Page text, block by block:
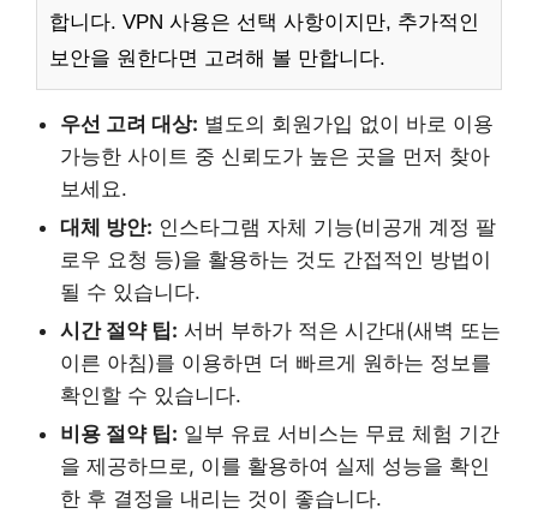
합니다. VPN 사용은 선택 사항이지만, 추가적인
보안을 원한다면 고려해 볼 만합니다.
우선 고려 대상: 별도의 회원가입 없이 바로 이용
가능한 사이트 중 신뢰도가 높은 곳을 먼저 찾아
보세요.
대체 방안: 인스타그램 자체 기능(비공개 계정 팔
로우 요청 등)을 활용하는 것도 간접적인 방법이
될 수 있습니다.
시간 절약 팁: 서버 부하가 적은 시간대(새벽 또는
이른 아침)를 이용하면 더 빠르게 원하는 정보를
확인할 수 있습니다.
비용 절약 팁: 일부 유료 서비스는 무료 체험 기간
을 제공하므로, 이를 활용하여 실제 성능을 확인
한 후 결정을 내리는 것이 좋습니다.